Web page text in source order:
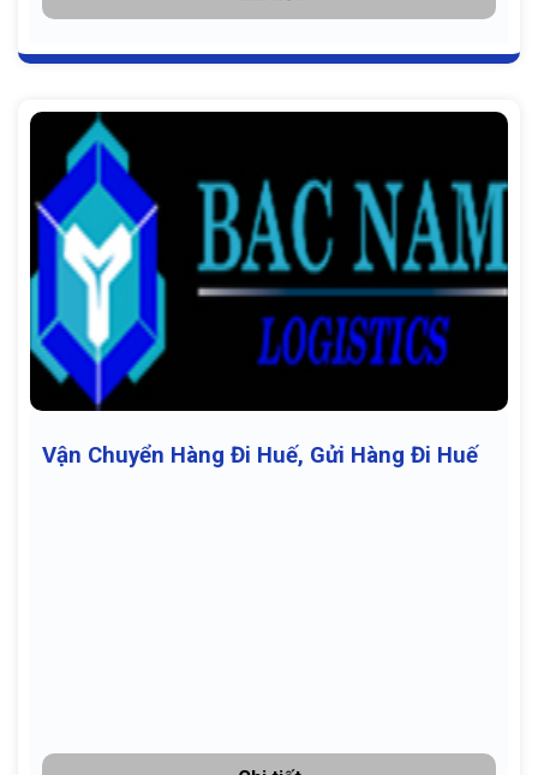
Vận Chuyển Hàng Đi Huế, Gửi Hàng Đi Huế